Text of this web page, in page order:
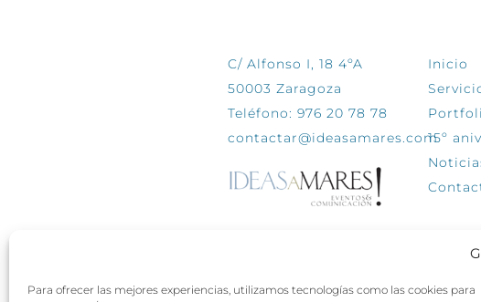
Para ofrecer las mejores experiencias, utilizamos tecnologías como las cookies para
C/ Alfonso I, 18 4ºA
50003 Zaragoza
Teléfono: 976 20 78 78
contactar@ideasamares.com
Inicio
15º